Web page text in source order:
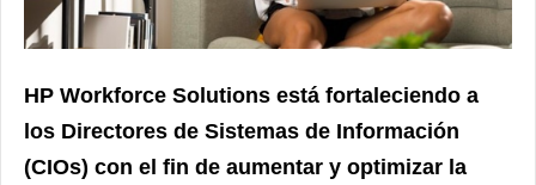
HP Workforce Solutions está fortaleciendo a
los Directores de Sistemas de Información
(CIOs) con el fin de aumentar y optimizar la